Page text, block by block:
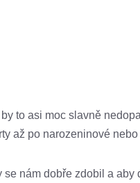
to asi moc slavně
až po narozeninové
nám dobře zdobil a